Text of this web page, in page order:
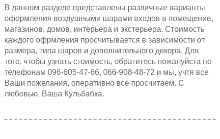
В данном разделе представлены различные варианты
оформления воздушными шарами входов в помещение,
магазинов, домов, интерьера и экстерьера. Стоимость
каждого офрмления просчитывается в зависимости от
размера, типа шаров и дополнительного декора. Для
того, чтобы узнать стоимость, обратитесь пожалуйста по
телефонам 096-605-47-66, 066-908-48-72 и мы, учтя все
Ваши пожелания, оперативно все просчитаем. С
любовью, Ваша Кульбабка.